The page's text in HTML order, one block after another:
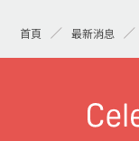
首頁 最新消息